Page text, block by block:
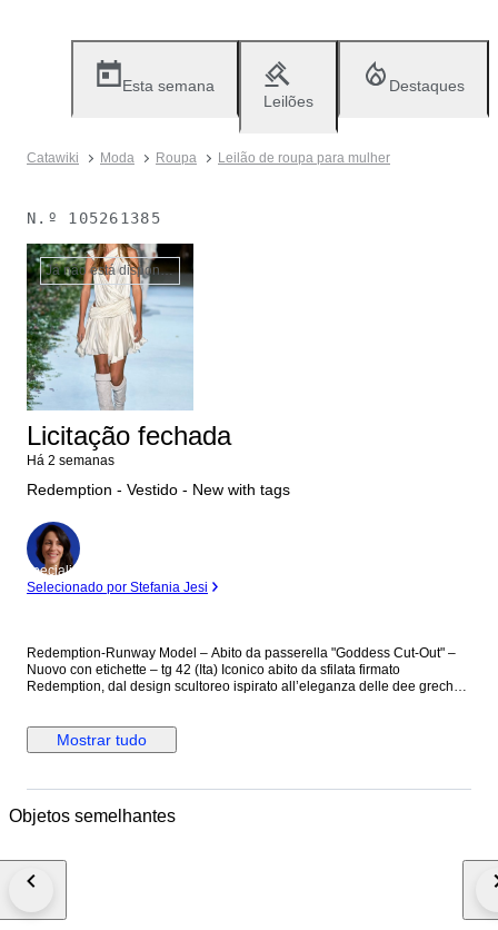
Esta semana
Leilões
Destaques
Catawiki Moda Roupa Leilão de roupa para mulher
N.º 105261385
Já não está disponível
Licitação fechada
Há 2 semanas
Redemption - Vestido - New with tags
Especialista
Selecionado por Stefania Jesi
Redemption-Runway Model – Abito da passerella "Goddess Cut-Out" –
Nuovo con etichette – tg 42 (Ita) Iconico abito da sfilata firmato
Redemption, dal design scultoreo ispirato all’eleganza delle dee greche.
che scolpiscono il corpo con sensualità. Il gioco di incroci e il taglio
asimmetrico dell’orlo creano movimento e leggerezza. Un capo Runway
Redemption come simbolo di femminilità potente e contemporanea, con
eventi serali, cerimonie o shooting editoriali. Si abbina idealmente a
nelle foto), Fianchi morbidi. Composizione: 100% Viscosa Finitura: Jersey
€1395
Mostrar tudo
Objetos semelhantes